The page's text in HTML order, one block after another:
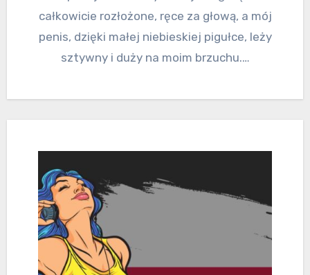
całkowicie rozłożone, ręce za głową, a mój
penis, dzięki małej niebieskiej pigułce, leży
sztywny i duży na moim brzuchu.…